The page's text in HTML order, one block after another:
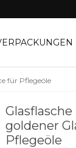
für Pflegeöle
goldener
Pflegeöle